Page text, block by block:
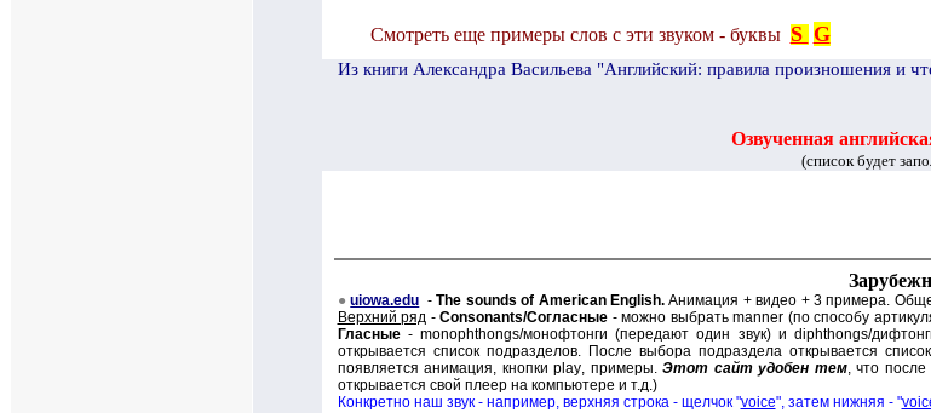
Смотреть еще примеры слов с эти звуком - буквы S G
Из книги Александра Васильева "Английский: правила произношения и
Озвученная
(список будет
● uiowa.edu -The sounds of American English. Анимация + видео + 3 примера.
Верхний ряд - Consonants/Согласные - можно выбрать manner (по способу
Гласные- monophthongs/монофтонги (передают один звук) и diphthongs/
открывается список подразделов. После выбора подраздела открывается
появляется анимация, кнопкиplay, примеры.Этот сайт удобен тем, что после
открывается свой плеер на компьютере и т.д.)
Конкретно наш звук - например, верхняя строка - щелчок "voice", затем нижняя - "